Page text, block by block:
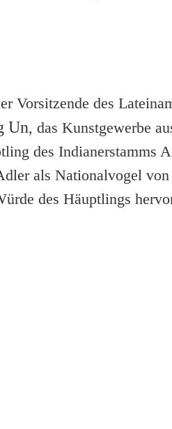
Vorsitzende des
Un, das Kunstgewerbe
des Indianerstamms
als Nationalvogel
des Häuptlings